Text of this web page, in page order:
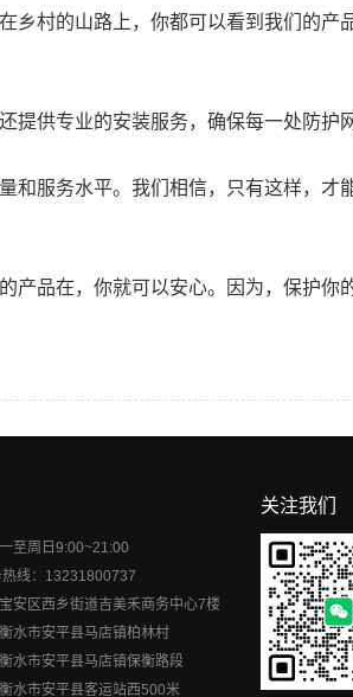
乡村的山路上，你都可以看到我们的产
供专业的安装服务，确保每一处防护
和服务水平。我们相信，只有这样，才
品在，你就可以安心。因为，保护你
至周日9:00~21:00
线：13231800737
安区西乡街道吉美禾商务中心7楼
水市安平县马店镇柏林村
水市安平县马店镇保衡路段
水市安平县客运站西500米
关注我们